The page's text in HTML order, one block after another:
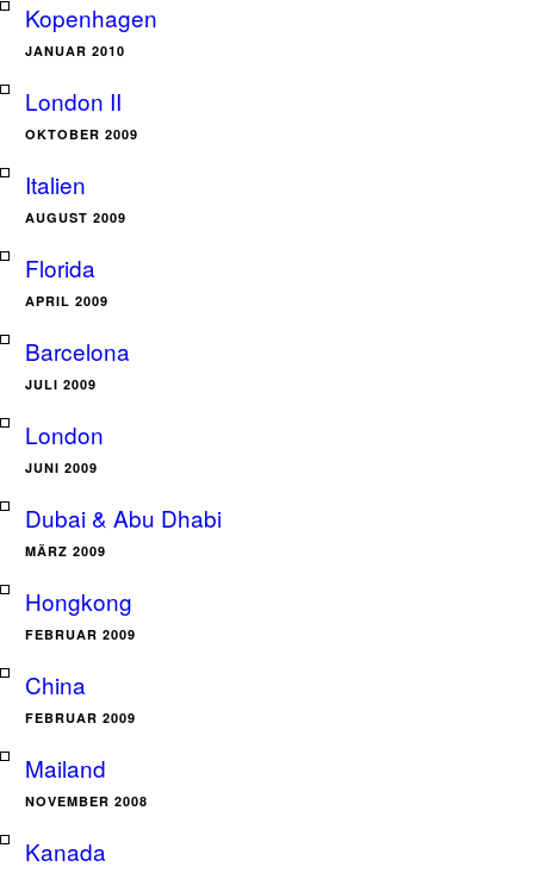
Kopenhagen
JANUAR 2010
London II
OKTOBER 2009
Italien
AUGUST 2009
Florida
APRIL 2009
Barcelona
JULI 2009
London
JUNI 2009
Dubai & Abu Dhabi
MÄRZ 2009
Hongkong
FEBRUAR 2009
China
FEBRUAR 2009
Mailand
NOVEMBER 2008
Kanada